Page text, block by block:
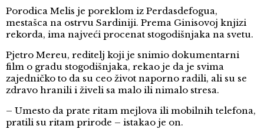
Porodica Melis je poreklom iz Perdasdefogua,
mestašca na ostrvu Sardiniji. Prema Ginisovoj knjizi
rekorda, ima najveći procenat stogodišnjaka na svetu.
Pjetro Mereu, reditelj koji je snimio dokumentarni
film o gradu stogodišnjaka, rekao je da je svima
zajedničko to da su ceo život naporno radili, ali su se
zdravo hranili i živeli sa malo ili nimalo stresa.
– Umesto da prate ritam mejlova ili mobilnih telefona,
pratili su ritam prirode – istakao je on.